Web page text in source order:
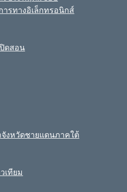
ารทางอิเล็กทรอนิกส์
ดสอน
งหวัดชายแดนภาคใต้
เทียม